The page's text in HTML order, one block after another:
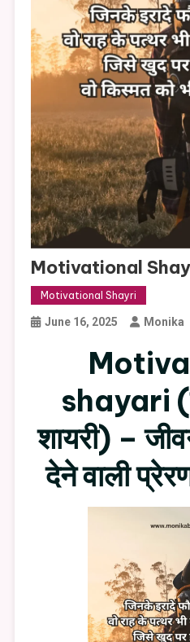
Motivational
Motivational Shayri
June 16, 2025 Monika
shayari (
शायरी) –
देने वाली